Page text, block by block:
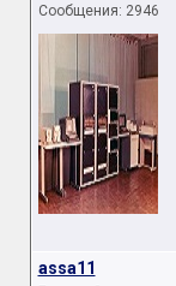
Сообщения: 2946
assa11